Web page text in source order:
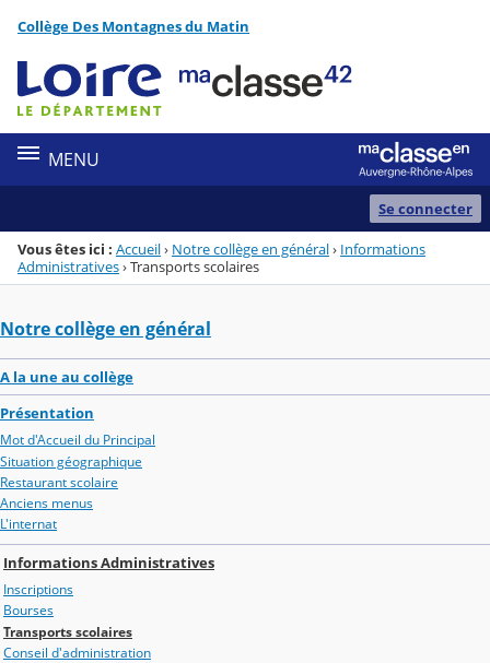
Menu de la rubrique
Contenu
Collège Des Montagnes du Matin
MENU
Se connecter
Vous êtes ici : Accueil› Notre collège en général› Informations
Administratives›Transports scolaires
Notre collège en général
A la une au collège
Présentation
Mot d'Accueil du Principal
Situation géographique
Restaurant scolaire
Anciens menus
L'internat
Informations Administratives
Inscriptions
Bourses
Transports scolaires
Conseil d'administration